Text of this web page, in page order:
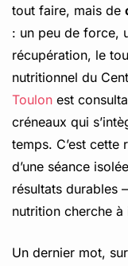
tout faire, mais de
: un peu de force,
récupération, le
nutritionnel du
Toulon est
créneaux qui
temps. C’est cette
d’une séance
résultats durables
nutrition cherche à
Un dernier mot,